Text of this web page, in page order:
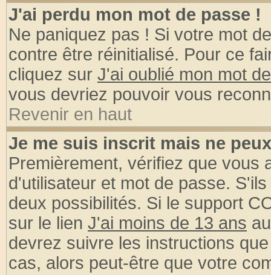
J'ai perdu mon mot de passe !
Ne paniquez pas ! Si votre mot
contre être réinitialisé. Pour ce
cliquez sur J'ai oublié mon mot
vous devriez pouvoir vous
Revenir en haut
Je me suis inscrit mais ne
Premièrement, vérifiez que vous
d'utilisateur et mot de passe.
deux possibilités. Si le support
sur le lien J'ai moins de 13 ans
devrez suivre les instructions
cas, alors peut-être que votre